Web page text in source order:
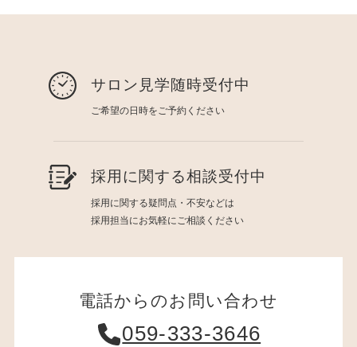
サロン見学随時受付中
ご希望の日時をご予約ください
採用に関する相談受付中
採用に関する疑問点・不安などは
採用担当にお気軽にご相談ください
電話からのお問い合わせ
059-333-3646